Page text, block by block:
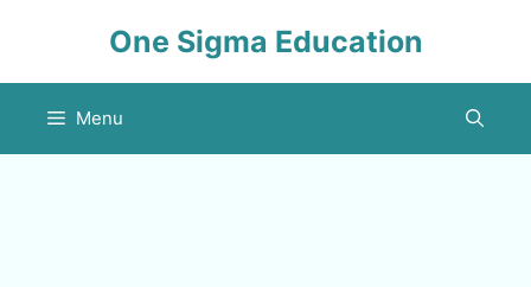
One Sigma Education
Menu